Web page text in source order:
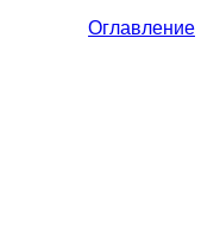
Оглавление